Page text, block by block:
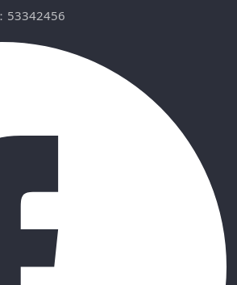
53342456